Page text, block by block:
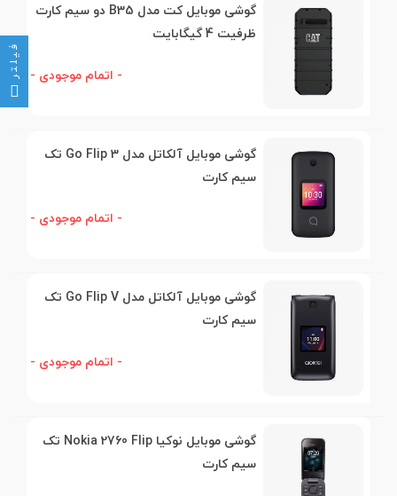
گوشی موبایل کت مدل B35 دو سیم کارت
ظرفیت 4 گیگابایت
- اتمام موجودی -
گوشی موبایل آلکاتل مدل Go Flip 3 تک
سیم کارت
- اتمام موجودی -
گوشی موبایل آلکاتل مدل Go Flip V تک
سیم کارت
- اتمام موجودی -
گوشی موبایل نوکیا Nokia 2760 Flip تک
سیم کارت
فیلتر